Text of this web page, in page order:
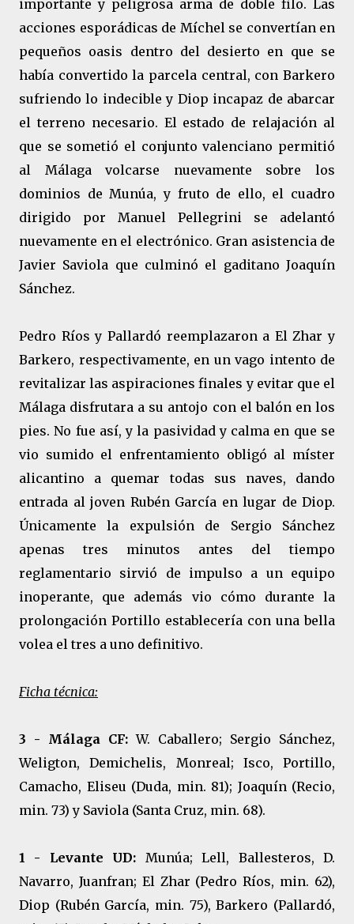
importante y peligrosa arma de doble filo. Las
acciones esporádicas de Míchel se convertían en
pequeños oasis dentro del desierto en que se
había convertido la parcela central, con Barkero
sufriendo lo indecible y Diop incapaz de abarcar
el terreno necesario. El estado de relajación al
que se sometió el conjunto valenciano permitió
al Málaga volcarse nuevamente sobre los
dominios de Munúa, y fruto de ello, el cuadro
dirigido por Manuel Pellegrini se adelantó
nuevamente en el electrónico. Gran asistencia de
Javier Saviola que culminó el gaditano Joaquín
Sánchez.
Pedro Ríos y Pallardó reemplazaron a El Zhar y
Barkero, respectivamente, en un vago intento de
revitalizar las aspiraciones finales y evitar que el
Málaga disfrutara a su antojo con el balón en los
pies. No fue así, y la pasividad y calma en que se
vio sumido el enfrentamiento obligó al míster
alicantino a quemar todas sus naves, dando
entrada al joven Rubén García en lugar de Diop.
Únicamente la expulsión de Sergio Sánchez
apenas tres minutos antes del tiempo
reglamentario sirvió de impulso a un equipo
inoperante, que además vio cómo durante la
prolongación Portillo establecería con una bella
volea el tres a uno definitivo.
Ficha técnica:
3 - Málaga CF:W. Caballero; Sergio Sánchez,
Weligton, Demichelis, Monreal; Isco, Portillo,
Camacho, Eliseu (Duda, min. 81); Joaquín (Recio,
min. 73) y Saviola (Santa Cruz, min. 68).
1 - Levante UD: Munúa; Lell, Ballesteros, D.
Navarro, Juanfran; El Zhar (Pedro Ríos, min. 62),
Diop (Rubén García, min. 75), Barkero (Pallardó,